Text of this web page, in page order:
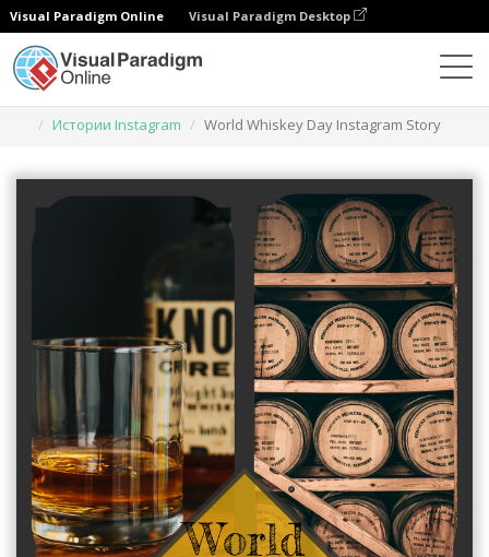
Visual Paradigm Online Visual Paradigm Desktop
Истории Instagram
World Whiskey Day Instagram Story